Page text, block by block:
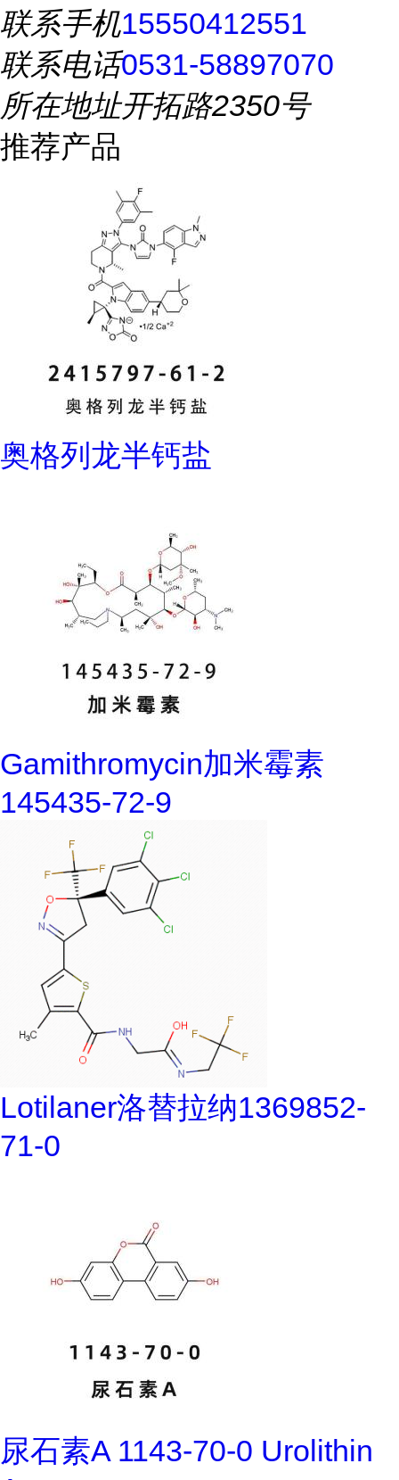
联系手机15550412551
联系电话0531-58897070
所在地址开拓路2350号
推荐产品
奥格列龙半钙盐
Gamithromycin加米霉素
145435-72-9
Lotilaner洛替拉纳1369852-
71-0
尿石素A 1143-70-0 Urolithin